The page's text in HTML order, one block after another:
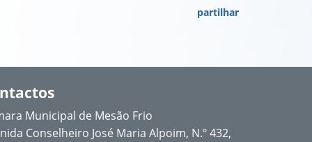
partilhar
Municipal de Mesão Frio
Conselheiro José Maria Alpoim, N.º 432,